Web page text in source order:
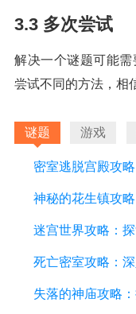
3.3 多次尝试
解决一个谜题可能
尝试不同的方法，相
谜题 游戏